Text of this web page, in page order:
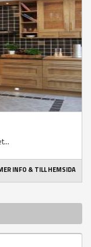
INFO & TILL HEMSIDA